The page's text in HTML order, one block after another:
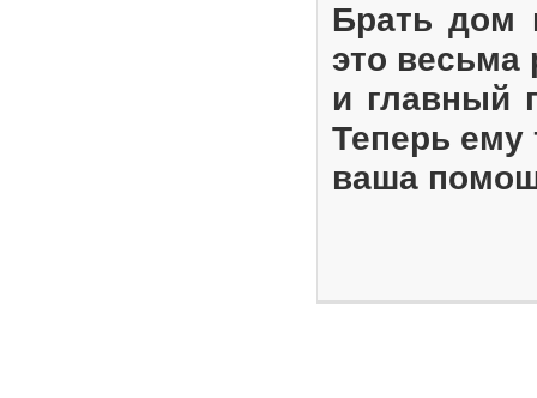
Брать дом
это весьма
и главный
Теперь ему
ваша